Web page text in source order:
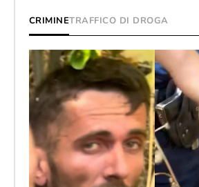
CRIMINETRAFFICO DI DROGA